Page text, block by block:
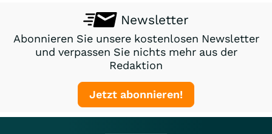
Newsletter
Abonnieren Sie unsere kostenlosen Newsletter
und verpassen Sie nichts mehr aus der
Redaktion
Jetzt abonnieren!